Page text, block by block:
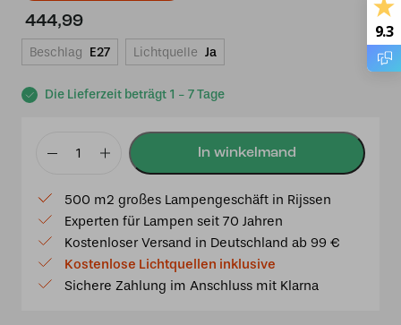
Die Lieferzeit beträgt 1 - 7 Tage
444,99
Beschlag E27 Lichtquelle Ja
Tiffany-
Italien
40
P12
Menge
500 m2 großes Lampengeschäft in Rijssen
Experten für Lampen seit 70 Jahren
Kostenloser Versand in Deutschland ab 99 €
Kostenlose Lichtquellen inklusive
Sichere Zahlung im Anschluss mit Klarna
9.3